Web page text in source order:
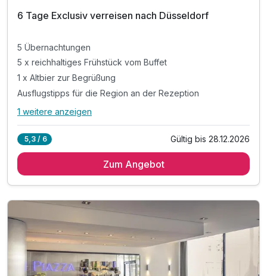
6 Tage Exclusiv verreisen nach Düsseldorf
5 Übernachtungen
5 x reichhaltiges Frühstück vom Buffet
1 x Altbier zur Begrüßung
Ausflugstipps für die Region an der Rezeption
Alle Inklusivleistungen
5 x reichhaltiges Frühstück vom Buffet
WLAN im Hotel
1 weitere anzeigen
5,3 / 6 Gültig bis 28.12.2026
Zum Angebot